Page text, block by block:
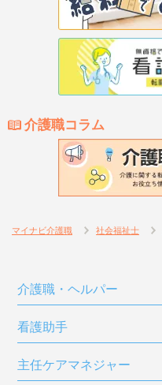
介護職コラム
マイナビ介護職 社会福祉士
介護職・ヘルパー
看護助手
主任ケアマネジャー